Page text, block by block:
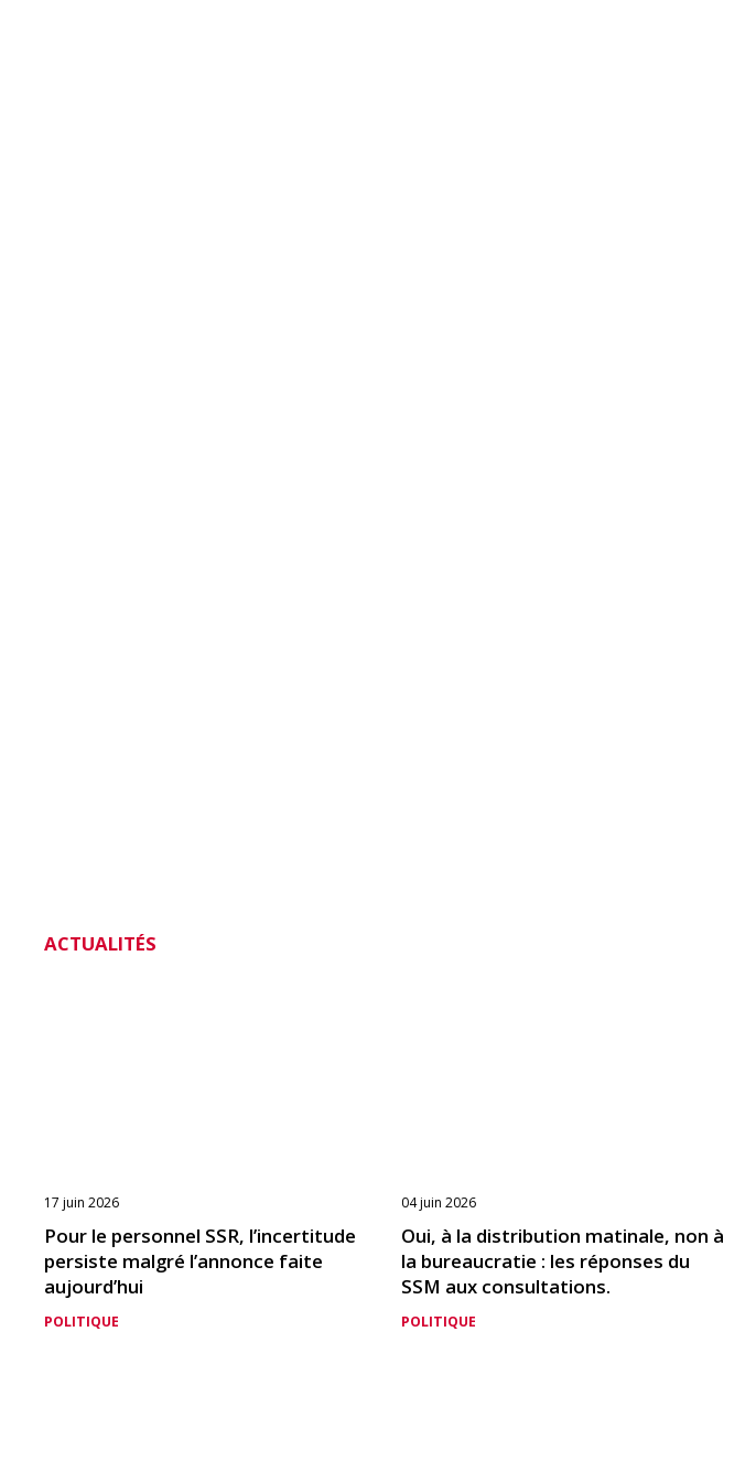
ACTUALITÉS
17 juin 2026
Pour le personnel SSR, l’incertitude
persiste malgré l’annonce faite
aujourd’hui
POLITIQUE
04 juin 2026
Oui, à la distribution matinale, non à
la bureaucratie : les réponses du
SSM aux consultations.
POLITIQUE